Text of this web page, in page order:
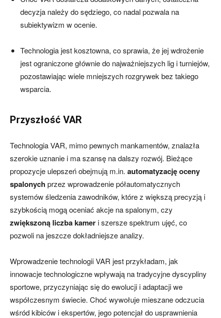
decyzja należy do sędziego, co nadal pozwala na
subiektywizm w ocenie.
Technologia jest kosztowna, co sprawia, że jej wdrożenie
jest ograniczone głównie do najważniejszych lig i turniejów,
pozostawiając wiele mniejszych rozgrywek bez takiego
wsparcia.
Przyszłość VAR
Technologia VAR, mimo pewnych mankamentów, znalazła
szerokie uznanie i ma szansę na dalszy rozwój. Bieżące
propozycje ulepszeń obejmują m.in. automatyzację oceny
spalonychprzez wprowadzenie półautomatycznych
systemów śledzenia zawodników, które z większą precyzją i
szybkością mogą oceniać akcje na spalonym, czy
zwiększoną liczba kameri szersze spektrum ujęć, co
pozwoli na jeszcze dokładniejsze analizy.
Wprowadzenie technologii VAR jest przykładam, jak
innowacje technologiczne wpływają na tradycyjne dyscypliny
sportowe, przyczyniając się do ewolucji i adaptacji we
współczesnym świecie. Choć wywołuje mieszane odczucia
wśród kibiców i ekspertów, jego potencjał do usprawnienia